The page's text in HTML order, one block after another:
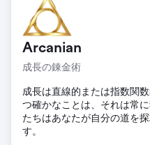
イタリアの 15 の大手銀行
は、認知度を高め、最高の
がありました。
Natural Index は、特にキー
て改善の余地を特定するた
析を実施しました。私たち
るキーワードを特定するこ
か、どこに成長の可能性が
た。
Arcanian
成長の錬金術
成長は直線的または指数関
つ確かなことは、それは常
たちはあなたが自分の道を
す。